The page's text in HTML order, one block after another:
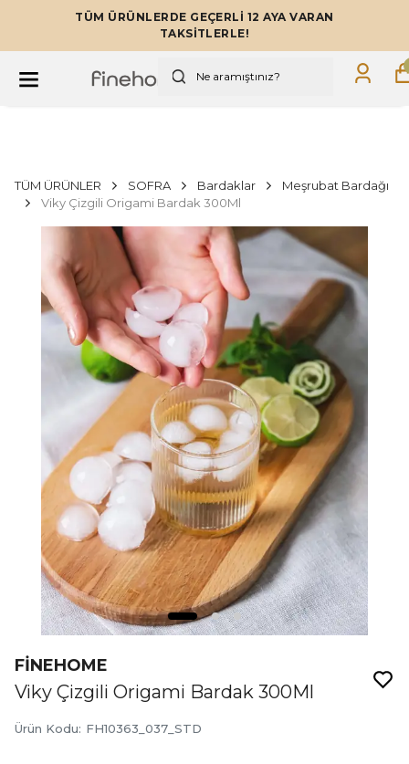
TÜM ÜRÜNLERDE GEÇERLİ 12 AYA VARAN
TAKSİTLERLE!
TÜM ÜRÜNLER SOFRA Bardaklar
Meşrubat Bardağı
Viky Çizgili Origami Bardak 300Ml
FİNEHOME
Viky Çizgili Origami Bardak 300Ml
Ürün Kodu: FH10363_037_STD